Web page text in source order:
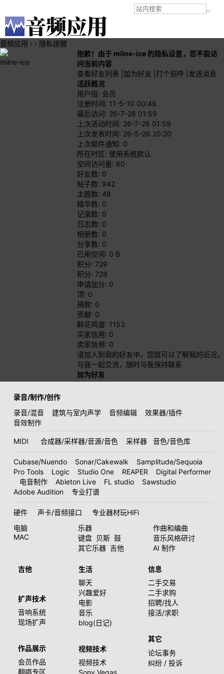
音频应用 › › 隐私提醒
milne-ice
抱歉！由于 milne-ice 的隐私设置，您不能访
问当前内容
查看好友列表
加为好友 打个招呼
发送消息
活跃概况
用户组: 会员
注册时间: 11-5-10 00:49
最后访问: 26-7-28 01:59
上次活动时间: 26-7-28 01:59
上次发表时间: 26-5-26 20:20
上次邮件通知: 0
所在时区: 使用系统默认
空间访问量: 60
好友数: 0
帖子数: 942
主题数: 48
精华数: 0
记录数: 0
日志数: 0
相册数: 0
分享数: 0
已用空间: 0 B
积分: 729
积分: 729
申请加分: 0
顶: 0
捐款: 0
贡献: 0
鲜花鸡蛋: 1153
买家信用: 0
卖家信用: 0
请加入到我的好友中，您就可以了解我的近况，
与我一起交流，随时与我保持联系
加为好友
录音/制作/创作
录音/混音
建筑与室内声学 音频编辑
效果器/插件
音效制作
MIDI 合成器/采样器/音源/音色 采样器 音色/音色库
Cubase/Nuendo Sonar/Cakewalk
Samplitude/Sequoia
Pro Tools
Logic Studio One REAPER
Digital Performer
电音制作
Ableton Live FL studio
Sawstudio
Adobe Audition
专业打谱
硬件 声卡/音频接口
专业器材玩HiFi
电脑
MAC
乐器
键盘 贝斯 鼓
其它乐器 吉他
作曲和编曲
音乐风格研讨
AI 制作
吉他
扩声技术
音响系统
现场扩声
作品展示
会员作品
翻唱专区
生活
聊天
兴趣爱好
电影
音乐
blog(日记)
视频技术
视频技术
信息
二手交易
二手求购
招聘/找人
接活/求职
其它
论坛事务
纠纷 / 投诉